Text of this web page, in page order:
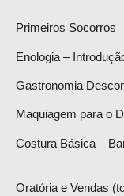
Primeiros Socorros
Enologia –
Gastronomia
Maquiagem para o
Costura Básica –
Oratória e Vendas